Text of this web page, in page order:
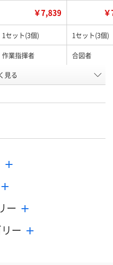
￥7,839
1セット(3個) 1セット(3個)
作業指揮者 合図者
U623618 U623621
見る
ー
ー